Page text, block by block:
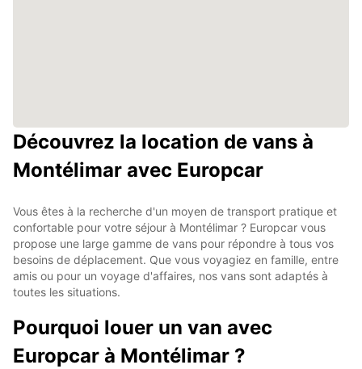
Découvrez la location de vans à
Montélimar avec Europcar
Vous êtes à la recherche d'un moyen de transport pratique et
confortable pour votre séjour à Montélimar ? Europcar vous
propose une large gamme de vans pour répondre à tous vos
besoins de déplacement. Que vous voyagiez en famille, entre
amis ou pour un voyage d'affaires, nos vans sont adaptés à
toutes les situations.
Pourquoi louer un van avec
Europcar à Montélimar ?